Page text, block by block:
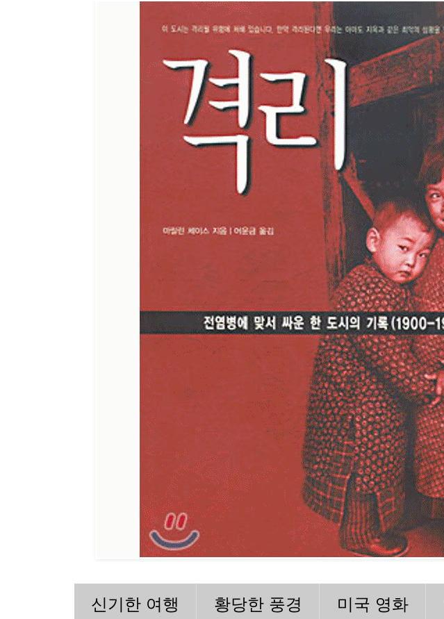
신기한 여행 황당한 풍경 미국 영화